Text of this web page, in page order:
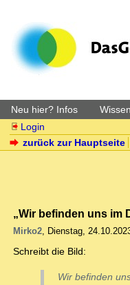
Neu hier? Infos Wissen
Login
zurück zur Hauptseite
„Wir befinden uns im
Mirko2, Dienstag,
Schreibt die Bild:
Wir befinden